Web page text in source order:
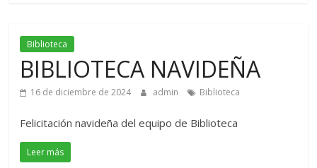
Biblioteca
BIBLIOTECA NAVIDEÑA
16 de diciembre de 2024 admin Biblioteca
Felicitación navideña del equipo de Biblioteca
Leer más